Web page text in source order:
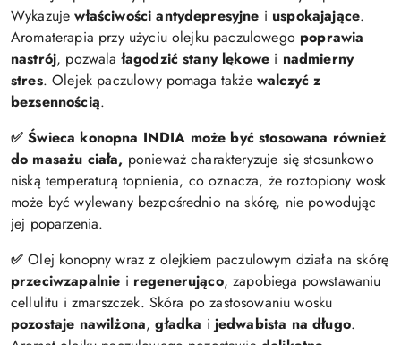
Wykazujewłaściwości antydepresyjne i uspokajające.
Aro­ma­te­ra­pia przy uży­ciu olejku paczu­lo­wego poprawia
nastrój, pozwalałagodzić stany lękowe i nadmierny
stres. Olejek paczulowy pomaga także walczyć z
bezsennością.
✅ Świeca konopna INDIA może być stosowana również
do masażu ciała, ponieważ charakteryzuje się stosunkowo
niską temperaturą topnienia, co oznacza, że roztopiony wosk
może być wylewany bezpośrednio na skórę, nie powodując
jej poparzenia.
✅Olej konopny wraz z olejkiem paczulowym działa na skórę
przeciwzapalnie i regenerująco, zapobiega powstawaniu
cellulitu i zmarszczek. Skóra po zastosowaniu wosku
pozostaje nawilżona,gładka i jedwabista na długo.